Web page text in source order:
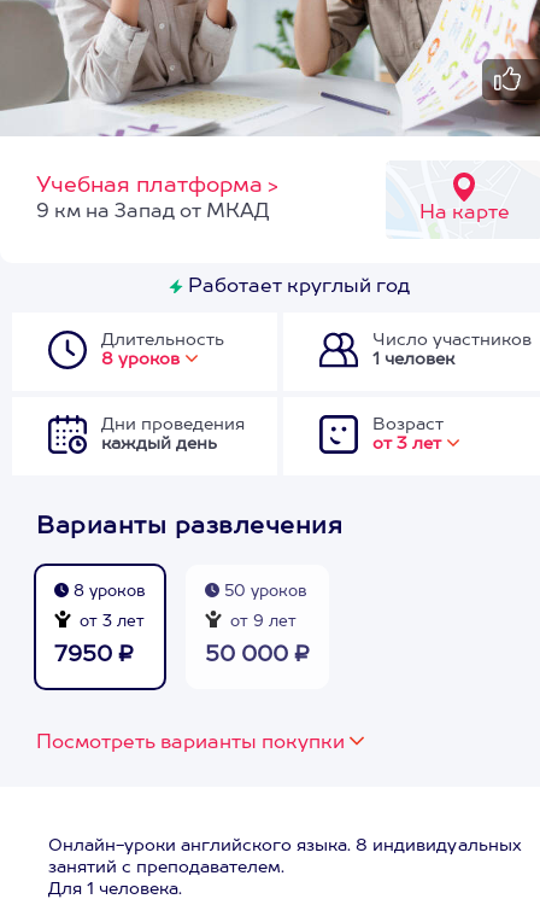
Учебная платформа >
На карте
9 км на Запад от МКАД
Работает круглый год
Длительность
8 уроков
Число участников
1 человек
Дни проведения
каждый день
Возраст
от 3 лет
Варианты развлечения
8 уроков
от 3 лет
7950 ₽
50 уроков
от 9 лет
50 000 ₽
Посмотреть варианты покупки
Онлайн-уроки английского языка. 8 индивидуальных
занятий с преподавателем.
Для 1 человека.